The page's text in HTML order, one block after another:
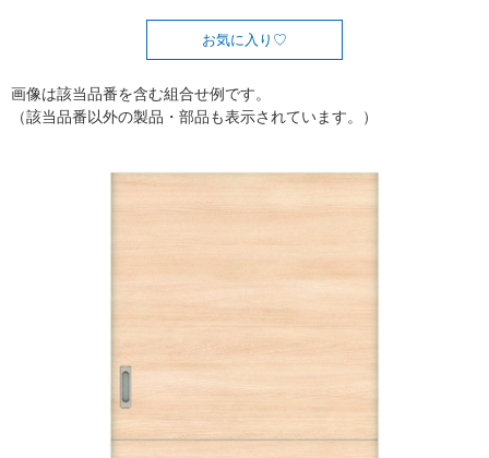
お気に入り
画像は該当品番を含む組合せ例です。
（該当品番以外の製品・部品も表示されています。）